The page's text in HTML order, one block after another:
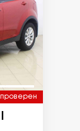
проверен